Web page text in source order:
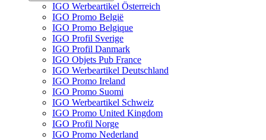
IGO Werbeartikel Österreich
IGO Promo België
IGO Promo Belgique
IGO Profil Sverige
IGO Profil Danmark
IGO Objets Pub France
IGO Werbeartikel Deutschland
IGO Promo Ireland
IGO Promo Suomi
IGO Werbeartikel Schweiz
IGO Promo United Kingdom
IGO Profil Norge
IGO Promo Nederland